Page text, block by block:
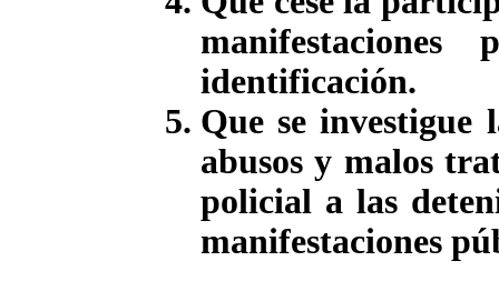
identificación.
Que se investigue
abusos y malos
policial a las
manifestaciones